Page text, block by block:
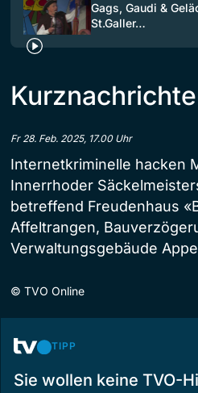
Gags, Gaudi &
St.Galler…
Fr 28. Feb. 2025, 17.00 Uhr
Internetkriminelle hacken
Innerrhoder
betreffend Freudenhaus
Affeltrangen,
Verwaltungsgebäude
© TVO Online
TIPP
Sie wollen keine TVO-